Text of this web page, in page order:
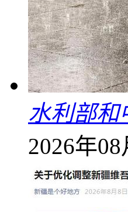
水利部和
2026年